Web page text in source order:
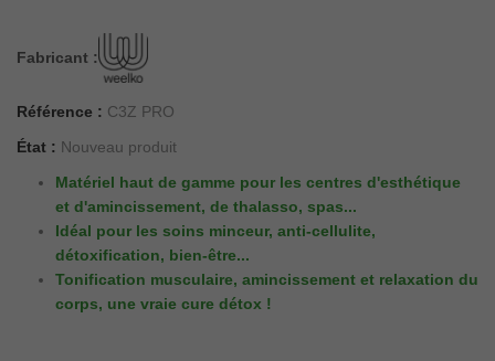
Fabricant :
Référence : C3Z PRO
État : Nouveau produit
Matériel haut de gamme pour les centres d'esthétique
et d'amincissement, de thalasso, spas...
Idéal pour les soins minceur, anti-cellulite,
détoxification, bien-être...
Tonification musculaire, amincissement et relaxation du
corps, une vraie cure détox !